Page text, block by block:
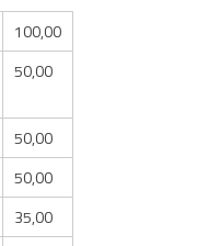
100,00
50,00
50,00
50,00
35,00